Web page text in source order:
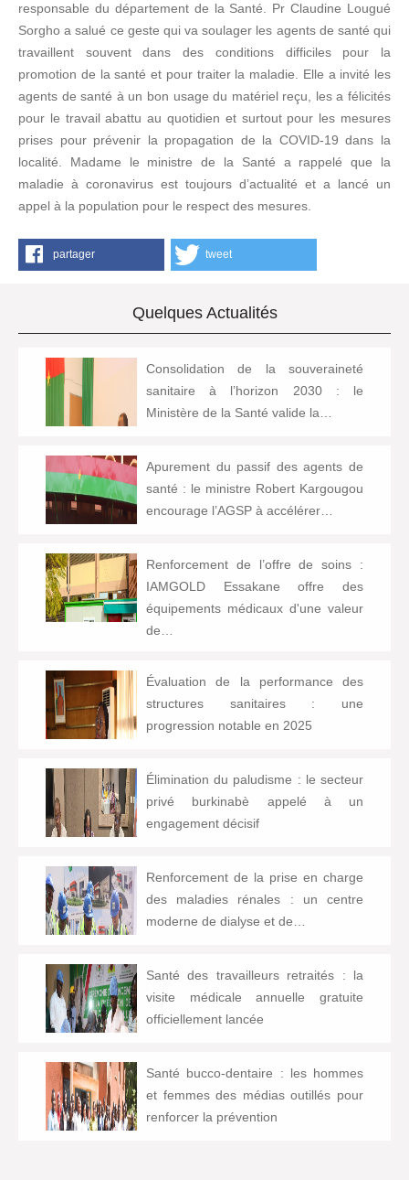
responsable du département de la Santé. Pr Claudine Lougué
Sorgho a salué ce geste qui va soulager les agents de santé qui
travaillent souvent dans des conditions difficiles pour la
promotion de la santé et pour traiter la maladie. Elle a invité les
agents de santé à un bon usage du matériel reçu, les a félicités
pour le travail abattu au quotidien et surtout pour les mesures
prises pour prévenir la propagation de la COVID-19 dans la
localité. Madame le ministre de la Santé a rappelé que la
maladie à coronavirus est toujours d’actualité et a lancé un
appel à la population pour le respect des mesures.
partager tweet
Quelques Actualités
Consolidation de la souveraineté
sanitaire à l’horizon 2030 : le
Ministère de la Santé valide la…
Apurement du passif des agents de
santé : le ministre Robert Kargougou
encourage l’AGSP à accélérer…
Renforcement de l’offre de soins :
IAMGOLD Essakane offre des
équipements médicaux d'une valeur
de…
Évaluation de la performance des
structures sanitaires : une
progression notable en 2025
Élimination du paludisme : le secteur
privé burkinabè appelé à un
engagement décisif
Renforcement de la prise en charge
des maladies rénales : un centre
moderne de dialyse et de…
Santé des travailleurs retraités : la
visite médicale annuelle gratuite
officiellement lancée
Santé bucco-dentaire : les hommes
et femmes des médias outillés pour
renforcer la prévention